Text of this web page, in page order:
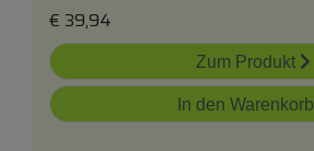
€ 39,94
Zum Produkt
In den Warenkorb